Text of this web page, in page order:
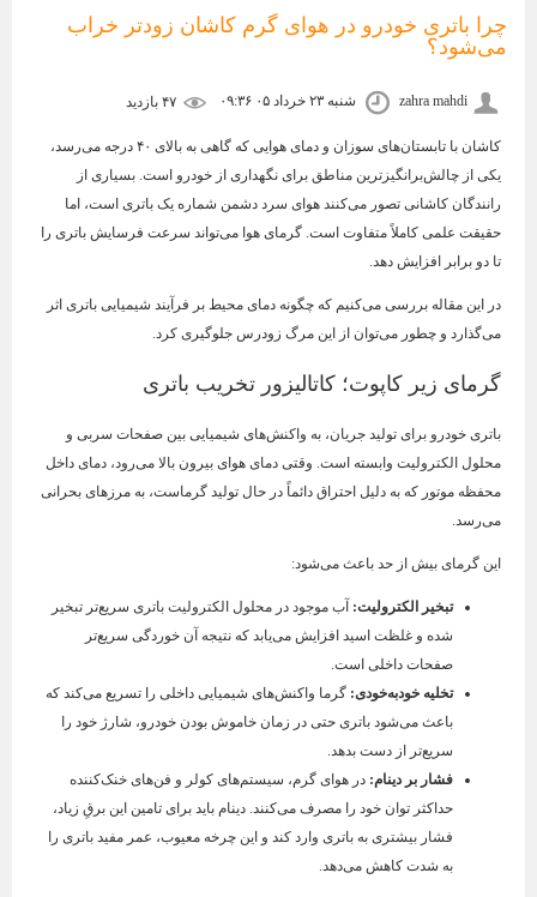
چرا باتری خودرو در هوای گرم کاشان زودتر خراب
می‌شود؟
zahra mahdi شنبه ۲۳ خرداد ۰۵ ۰۹:۳۶
کاشان با تابستان‌های سوزان و دمای هوایی که گاهی به بالای ۴۰ درجه می‌رسد،
یکی از چالش‌برانگیزترین مناطق برای نگهداری از خودرو است. بسیاری از
رانندگان کاشانی تصور می‌کنند هوای سرد دشمن شماره یک باتری است، اما
حقیقت علمی کاملاً متفاوت است. گرمای هوا می‌تواند سرعت فرسایش باتری را
تا دو برابر افزایش دهد.
در این مقاله بررسی می‌کنیم که چگونه دمای محیط بر فرآیند شیمیایی باتری اثر
می‌گذارد و چطور می‌توان از این مرگ زودرس جلوگیری کرد.
گرمای زیر کاپوت؛ کاتالیزور تخریب باتری
باتری خودرو برای تولید جریان، به واکنش‌های شیمیایی بین صفحات سربی و
محلول الکترولیت وابسته است. وقتی دمای هوای بیرون بالا می‌رود، دمای داخل
محفظه موتور که به دلیل احتراق دائماً در حال تولید گرماست، به مرزهای بحرانی
می‌رسد.
این گرمای بیش از حد باعث می‌شود:
تبخیر الکترولیت: آب موجود در محلول الکترولیت باتری سریع‌تر تبخیر
شده و غلظت اسید افزایش می‌یابد که نتیجه آن خوردگی سریع‌تر
صفحات داخلی است.
تخلیه خودبه‌خودی: گرما واکنش‌های شیمیایی داخلی را تسریع می‌کند که
باعث می‌شود باتری حتی در زمان خاموش بودن خودرو، شارژ خود را
سریع‌تر از دست بدهد.
فشار بر دینام: در هوای گرم، سیستم‌های کولر و فن‌های خنک‌کننده
حداکثر توان خود را مصرف می‌کنند. دینام باید برای تامین این برقِ زیاد،
فشار بیشتری به باتری وارد کند و این چرخه معیوب، عمر مفید باتری را
به شدت کاهش می‌دهد.